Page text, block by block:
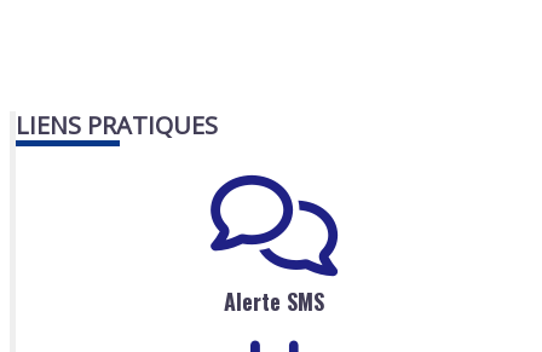
LIENS PRATIQUES
Alerte SMS